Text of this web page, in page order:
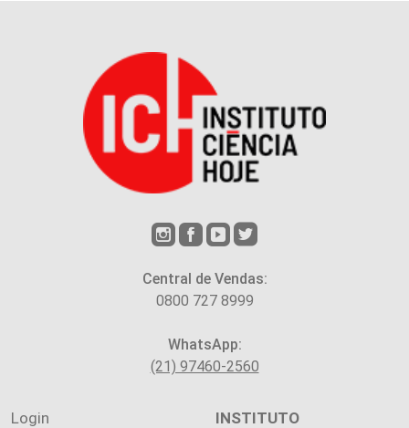
Central de Vendas:
0800 727 8999
WhatsApp:
(21) 97460-2560
Login
INSTITUTO